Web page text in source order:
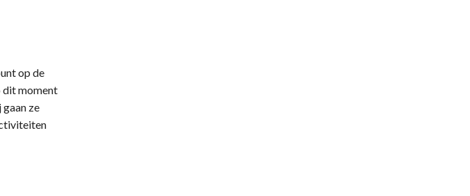
op de
dit moment
ze